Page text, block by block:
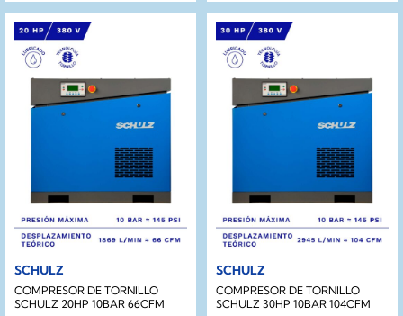
SCHULZ
COMPRESOR DE TORNILLO
SCHULZ 20HP 10BAR 66CFM
SCHULZ
COMPRESOR DE TORNILLO
SCHULZ 30HP 10BAR 104CFM